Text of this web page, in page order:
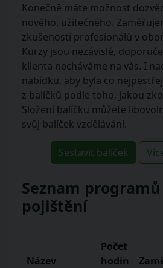
Konečně máte možnost
nového, užitečného.
zkušenosti profesionálů v
Kurzy jsou nezávislé,
klienta necháváme na vás. I
nabídku, aby byla co
z balíčků podle toho, jakou
Složení balíčku můžete
svůj balíček vzdělávání.
Sestavit balíček
Seznam programů
pojištění
Název
Počet
hodin